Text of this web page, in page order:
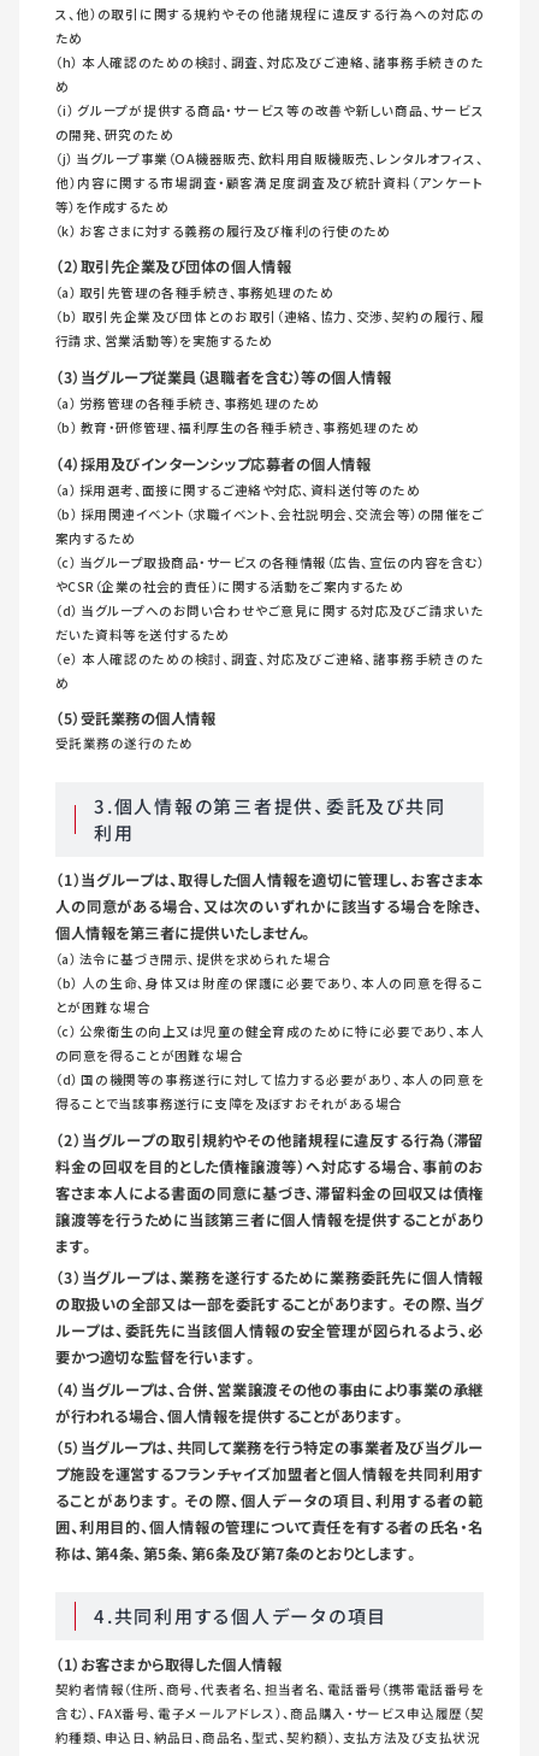
ス、他）の取引に関する規約やその他諸規程に違反する行為への対応の
ため
（h） 本人確認のための検討、調査、対応及びご連絡、諸事務手続きのた
め
（i） グループが提供する商品・サービス等の改善や新しい商品、サービス
の開発、研究のため
（j） 当グループ事業（OA機器販売、飲料用自販機販売、レンタルオフィス、
他）内容に関する市場調査・顧客満足度調査及び統計資料（アンケート
等）を作成するため
（k） お客さまに対する義務の履行及び権利の行使のため
（2）取引先企業及び団体の個人情報
（a） 取引先管理の各種手続き、事務処理のため
（b） 取引先企業及び団体とのお取引（連絡、協⼒、交渉、契約の履⾏、履
⾏請求、営業活動等）を実施するため
（3）当グループ従業員（退職者を含む）等の個人情報
（a） 労務管理の各種手続き、事務処理のため
（b） 教育・研修管理、福利厚生の各種手続き、事務処理のため
（4）採用及びインターンシップ応募者の個人情報
（a） 採用選考、面接に関するご連絡や対応、資料送付等のため
（b） 採用関連イベント（求職イベント、会社説明会、交流会等）の開催をご
案内するため
（c） 当グループ取扱商品・サービスの各種情報（広告、宣伝の内容を含む）
やCSR（企業の社会的責任）に関する活動をご案内するため
（d） 当グループへのお問い合わせやご意見に関する対応及びご請求いた
だいた資料等を送付するため
（e） 本人確認のための検討、調査、対応及びご連絡、諸事務手続きのた
め
（5）受託業務の個人情報
受託業務の遂行のため
3.個人情報の第三者提供、委託及び共同
利用
（1）当グループは、取得した個人情報を適切に管理し、お客さま本
人の同意がある場合、又は次のいずれかに該当する場合を除き、
個人情報を第三者に提供いたしません。
（a） 法令に基づき開示、提供を求められた場合
（b） 人の生命、身体又は財産の保護に必要であり、本人の同意を得るこ
とが困難な場合
（c） 公衆衛生の向上又は児童の健全育成のために特に必要であり、本人
の同意を得ることが困難な場合
（d） 国の機関等の事務遂行に対して協力する必要があり、本人の同意を
得ることで当該事務遂行に支障を及ぼすおそれがある場合
（2）当グループの取引規約やその他諸規程に違反する行為（滞留
料金の回収を目的とした債権譲渡等）へ対応する場合、事前のお
客さま本人による書面の同意に基づき、滞留料金の回収又は債権
譲渡等を行うために当該第三者に個人情報を提供することがあり
ます。
（3）当グループは、業務を遂行するために業務委託先に個人情報
の取扱いの全部又は一部を委託することがあります。その際、当グ
ループは、委託先に当該個人情報の安全管理が図られるよう、必
要かつ適切な監督を行います。
（4）当グループは、合併、営業譲渡その他の事由により事業の承継
が行われる場合、個人情報を提供することがあります。
（5）当グループは、共同して業務を行う特定の事業者及び当グルー
プ施設を運営するフランチャイズ加盟者と個人情報を共同利用す
ることがあります。その際、個人データの項目、利用する者の範
囲、利用目的、個人情報の管理について責任を有する者の氏名・名
称は、第4条、第5条、第6条及び第7条のとおりとします。
4.共同利用する個人データの項目
（1）お客さまから取得した個人情報
契約者情報（住所、商号、代表者名、担当者名、電話番号（携帯電話番号を
含む）、FAX番号、電子メールアドレス）、商品購入・サービス申込履歴（契
約種類、申込日、納品日、商品名、型式、契約額）、支払方法及び支払状況